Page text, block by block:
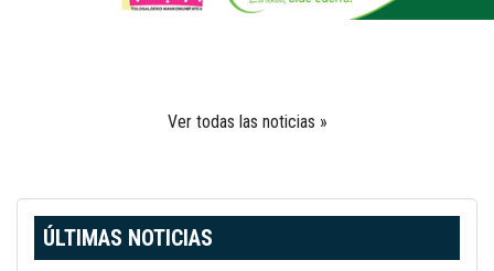
Ver todas las noticias »
ÚLTIMAS NOTICIAS